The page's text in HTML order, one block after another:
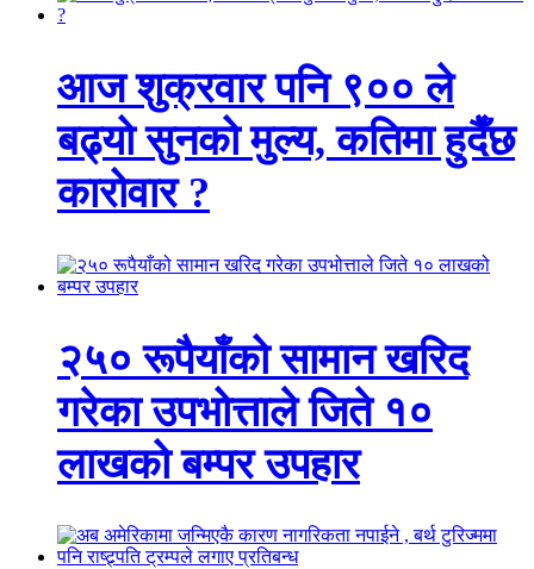
आज शुक्रवार पनि ९०० ले
बढ्यो सुनको मुल्य, कतिमा हुदैँछ
कारोवार ?
२५० रूपैयाँको सामान खरिद
गरेका उपभोत्ताले जिते १०
लाखको बम्पर उपहार